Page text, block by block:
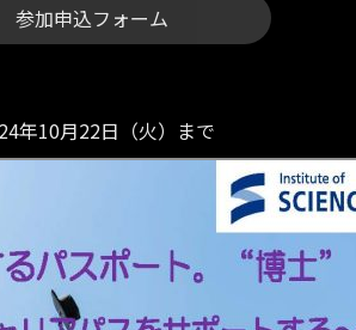
参加申込フォーム
年10月22日（火）まで